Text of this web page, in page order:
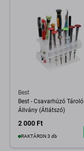
Best
Best - Csavarhúzó Tároló
Állvány (Átlátszó)
2 000 Ft
RAKTÁRON 3 db